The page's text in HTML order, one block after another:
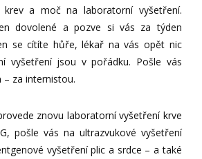
a moč na laboratorní vyšetření.
dovolené a pozve si vás za týden
se cítíte hůře, lékař na vás opět nic
vyšetření jsou v pořádku. Pošle vás
za internistou.
znovu laboratorní vyšetření krve
pošle vás na ultrazvukové vyšetření
vyšetření plic a srdce – a také